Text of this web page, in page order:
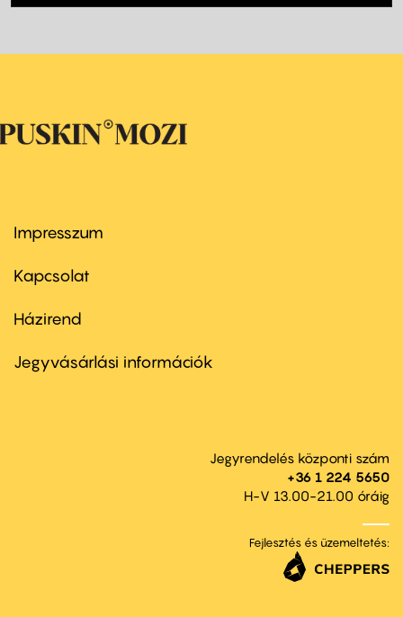
Footer
first
Impresszum
Kapcsolat
Footer
second
Házirend
Jegyvásárlási információk
Jegyrendelés központi szám
+36 1 224 5650
H-V 13.00-21.00 óráig
Fejlesztés és üzemeltetés: